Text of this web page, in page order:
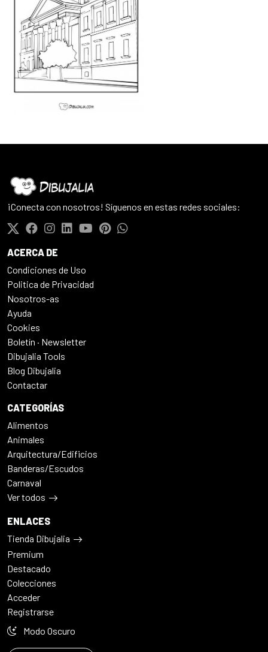
¡Conecta con nosotros! Síguenos en estas redes sociales:
ACERCA DE
Condiciones de Uso
Politica de Privacidad
Nosotros-as
Ayuda
Cookies
Boletín · Newsletter
Dibujalia Tools
Blog Dibujalia
Contactar
CATEGORÍAS
Alimentos
Animales
Arquitectura/Edificios
Banderas/Escudos
Carnaval
Ver todos
ENLACES
Tienda Dibujalia
Premium
Destacado
Colecciones
Acceder
Registrarse
Modo Oscuro